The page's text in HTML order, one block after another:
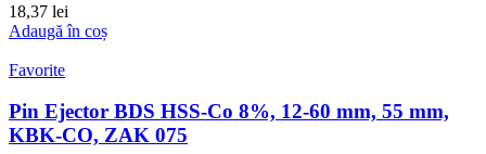
18,37 lei
Adaugă în coș
Favorite
Pin Ejector BDS HSS-Co 8%, 12-60 mm, 55 mm,
KBK-CO, ZAK 075